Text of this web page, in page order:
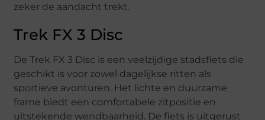
zeker de aandacht trekt.
Trek FX 3 Disc
De Trek FX 3 Disc is een veelzijdige stadsfiets die
geschikt is voor zowel dagelijkse ritten als
sportieve avonturen. Het lichte en duurzame
frame biedt een comfortabele zitpositie en
uitstekende wendbaarheid. De fiets is uitgerust